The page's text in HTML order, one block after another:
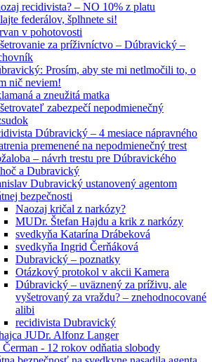
recidivista? – NO 10% z platu
federálov, šplhnete si!
v pohotovosti
za príživníctvo – Dúbravický –
Prosím, aby ste mi netlmočili to, o
nič neviem!
a zneužitá matka
zabezpečí nepodmienečný
Dúbravický – 4 mesiace nápravného
premenené na nepodmienečný trest
– návrh trestu pre Dúbravického
a Dubravický
Dubravický ustanovený agentom
bezpečnosti
Naozaj kričal z narkózy?
MUDr. Štefan Hajdu a krik z narkózy
svedkyňa Katarína Drábeková
svedkyňa Ingrid Čerňáková
Dubravický – poznatky
Otázkový protokol v akcii Kamera
Dúbravický – uväznený za príživu, ale
vyšetrovaný za vraždu? – znehodnocované
alibi
recidivista Dubravický
JUDr. Alfonz Langer
Čerman - 12 rokov odňatia slobody